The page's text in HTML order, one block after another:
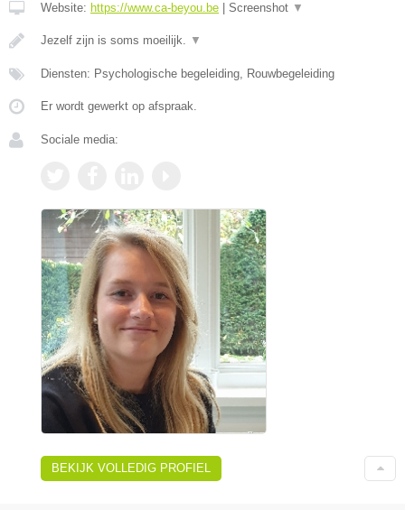
Website: https://www.ca-beyou.be Screenshot ▼
Jezelf zijn is soms moeilijk. ▼
Diensten: Psychologische begeleiding, Rouwbegeleiding
Er wordt gewerkt op afspraak.
Sociale media:
BEKIJK VOLLEDIG PROFIEL